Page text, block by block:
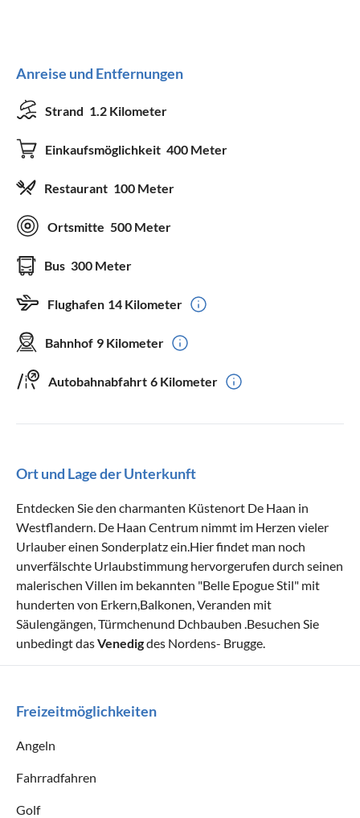
Anreise und Entfernungen
Strand 1.2 Kilometer
Einkaufsmöglichkeit 400 Meter
Restaurant 100 Meter
Ortsmitte 500 Meter
Bus 300 Meter
Flughafen 14 Kilometer
Bahnhof 9 Kilometer
Autobahnabfahrt 6 Kilometer
Ort und Lage der Unterkunft
Entdecken Sie den charmanten Küstenort De Haan in
Westflandern. De Haan Centrum nimmt im Herzen vieler
Urlauber einen Sonderplatz ein.Hier findet man noch
unverfälschte Urlaubstimmung hervorgerufen durch seinen
malerischen Villen im bekannten "Belle Epogue Stil" mit
hunderten von Erkern,Balkonen, Veranden mit
Säulengängen, Türmchenund Dchbauben .Besuchen Sie
unbedingt dasVenedigdes Nordens- Brugge.
Freizeitmöglichkeiten
Angeln
Fahrradfahren
Golf